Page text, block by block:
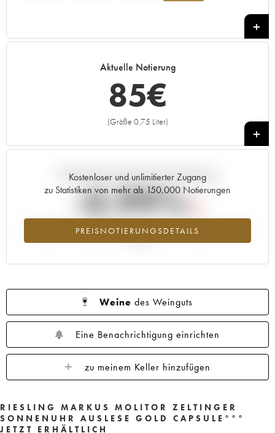
Aktuelle Notierung
85€
(Größe 0,75 Liter)
+
Kostenloser und unlimitierter Zugang
zu Statistiken von mehr als 150.000 Notierungen
PREISNOTIERUNGSDETAILS
Aktuelle Entwicklung der Preisnotierung
-0.99%
Preisabfall des Jahrgangs 2015 im Jahr 2026 im Vergleich zum Jahr
Weine des Weinguts
Eine Benachrichtigung einrichten
zu meinem Keller hinzufügen
RIESLING MARKUS MOLITOR ZELTINGER
SONNENUHR AUSLESE GOLD CAPSULE°°°
JETZT ERHÄLTLICH